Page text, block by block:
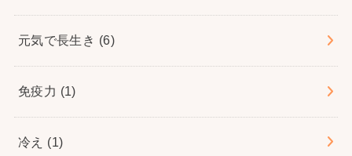
元気で長生き (6)
免疫力 (1)
冷え (1)